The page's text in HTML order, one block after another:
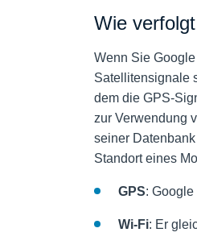
Wie
Wenn Sie
Satellitensignale
dem die GPS-
zur Verwendung
seiner
Standort eines
GPS:
Wi-Fi: Er